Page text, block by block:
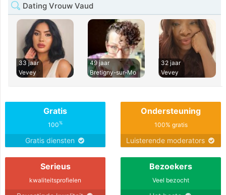
Dating Vrouw Vaud
33 jaar
Vevey
49 jaar
Bretigny-sur-Mo
32 jaar
Vevey
Gratis
100%
Gratis diensten
Ondersteuning
100% gratis
Luisterende moderators
Serieus
kwaliteitsprofielen
Bezoekers
Veel bezocht